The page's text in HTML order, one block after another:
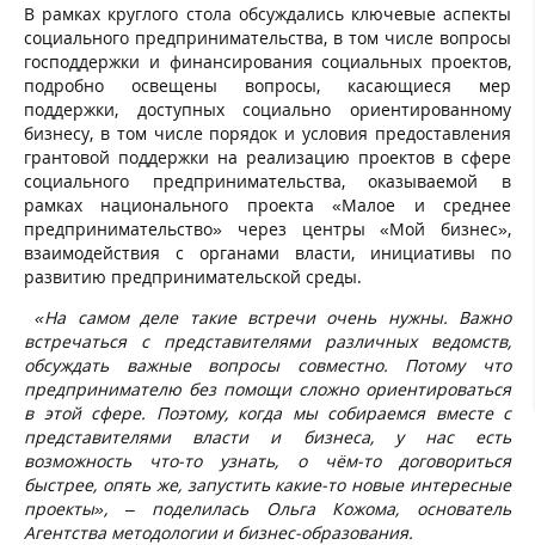
В рамках круглого стола обсуждались ключевые аспекты
социального предпринимательства, в том числе вопросы
господдержки и финансирования социальных проектов,
подробно освещены вопросы, касающиеся мер
поддержки, доступных социально ориентированному
бизнесу, в том числе порядок и условия предоставления
грантовой поддержки на реализацию проектов в сфере
социального предпринимательства, оказываемой в
рамках национального проекта «Малое и среднее
предпринимательство» через центры «Мой бизнес»,
взаимодействия с органами власти, инициативы по
развитию предпринимательской среды.
«На самом деле такие встречи очень нужны. Важно
встречаться с представителями различных ведомств,
обсуждать важные вопросы совместно. Потому что
предпринимателю без помощи сложно ориентироваться
в этой сфере. Поэтому, когда мы собираемся вместе с
представителями власти и бизнеса, у нас есть
возможность что-то узнать, о чём-то договориться
быстрее, опять же, запустить какие-то новые интересные
проекты», – поделилась Ольга Кожома, основатель
Агентства методологии и бизнес-образования.